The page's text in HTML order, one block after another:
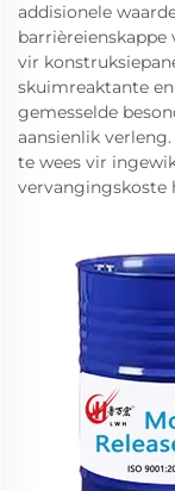
addisionele
vir
skuimreaktante
gemesselde
aansienlik
te wees vir
vervangingskoste